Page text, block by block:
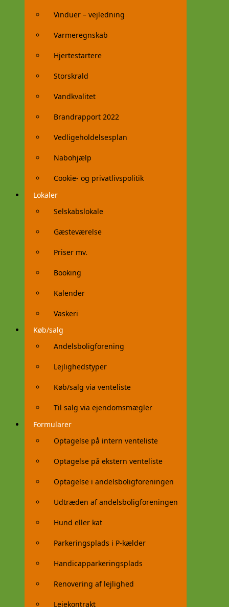
Vinduer – vejledning
Varmeregnskab
Hjertestartere
Storskrald
Vandkvalitet
Brandrapport 2022
Vedligeholdelsesplan
Nabohjælp
Cookie- og privatlivspolitik
Lokaler
Selskabslokale
Gæsteværelse
Priser mv.
Booking
Kalender
Vaskeri
Køb/salg
Andelsboligforening
Lejlighedstyper
Køb/salg via venteliste
Til salg via ejendomsmægler
Formularer
Optagelse på intern venteliste
Optagelse på ekstern venteliste
Optagelse i andelsboligforeningen
Udtræden af andelsboligforeningen
Hund eller kat
Parkeringsplads i P-kælder
Handicapparkeringsplads
Renovering af lejlighed
Lejekontrakt